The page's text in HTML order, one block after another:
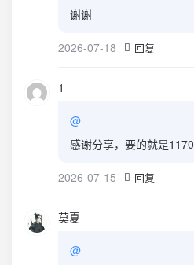
谢谢
2026-07-18 回复
1
@
感谢分享，要的就是1170
2026-07-15 回复
莫夏
@